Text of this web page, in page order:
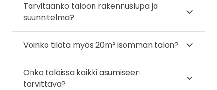
Tarvitaanko taloon rakennuslupa ja
suunnitelma?
Voinko tilata myös 20m² isomman talon?
Onko taloissa kaikki asumiseen
tarvittava?